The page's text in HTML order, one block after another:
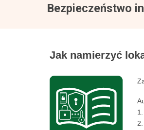
Bezpieczeństwo
Jak namierzyć